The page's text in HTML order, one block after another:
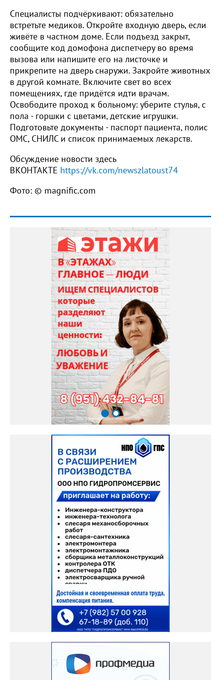
Специалисты подчёркивают: обязательно
встретьте медиков. Откройте входную дверь, если
живёте в частном доме. Если подъезд закрыт,
сообщите код домофона диспетчеру во время
вызова или напишите его на листочке и
прикрепите на дверь снаружи. Закройте животных
в другой комнате. Включите свет во всех
помещениях, где придётся идти врачам.
Освободите проход к больному: уберите стулья, с
пола - горшки с цветами, детские игрушки.
Подготовьте документы - паспорт пациента, полис
ОМС, СНИЛС и список принимаемых лекарств.
Обсуждение новости здесь
ВКОНТАКТЕ https://vk.com/newszlatoust74
Фото: © magnific.com